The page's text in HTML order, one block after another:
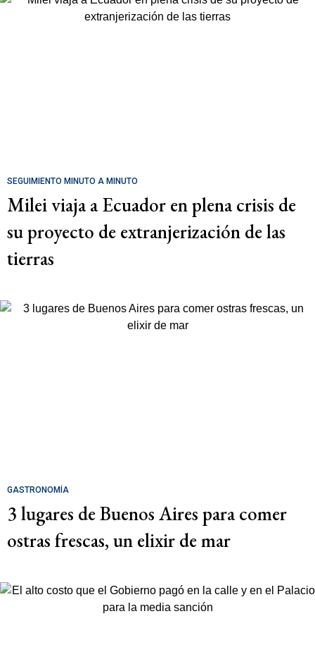
SEGUIMIENTO MINUTO A MINUTO
Milei viaja a Ecuador en plena crisis de
su proyecto de extranjerización de las
tierras
GASTRONOMÍA
3 lugares de Buenos Aires para comer
ostras frescas, un elixir de mar